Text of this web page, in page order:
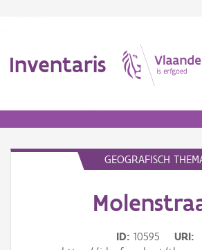
Inventaris
GEOGRAFISCH
ID 10595
URI